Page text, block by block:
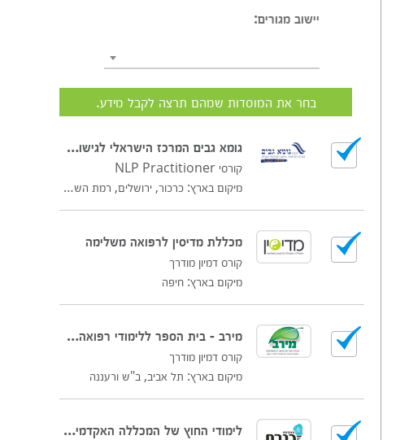
יישוב מגורים:
בחר את המוסדות שמהם תרצה לקבל מידע.
גומא גבים המרכז הישראלי לגישור ואימון
קורסי NLP Practitioner
מיקום בארץ: כרכור, ירושלים, רמת השרון, חיפה, רחובות, מודיעין
מכללת מדיסין לרפואה משלימה
קורס דמיון מודרך
מיקום בארץ: חיפה
מירב - בית הספר ללימודי רפואה משלימה
קורס דמיון מודרך
מיקום בארץ: תל אביב, ב"ש ורעננה
לימודי החוץ של המכללה האקדמית כנרת